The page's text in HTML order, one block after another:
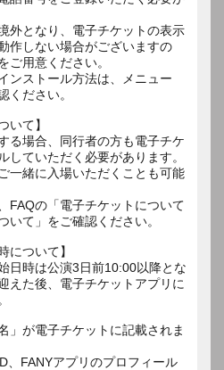
外となり、電子チケットの表示
作しない場合がございますの
ご用意ください。
ンストール方法は、メニュー
ください。
いて】
る場合、同行者の方も電子チケ
していただく必要があります。
一緒に入場いただくことも可能
FAQの「電子チケットについて
いて」をご確認ください。
について】
日時は公演3日前10:00以降とな
えた後、電子チケットアプリに
」が電子チケットに記載されま
、FANYアプリのプロフィール